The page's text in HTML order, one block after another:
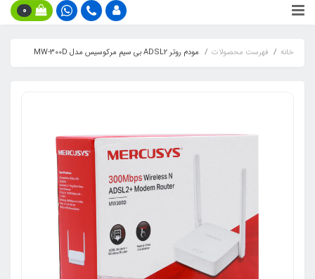
0
خانه فهرست محصولات مودم روتر ADSL2 بی‌ سیم مرکوسیس مدل MW-300D